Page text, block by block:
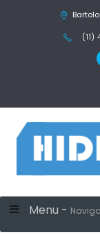
(11)
Menu -